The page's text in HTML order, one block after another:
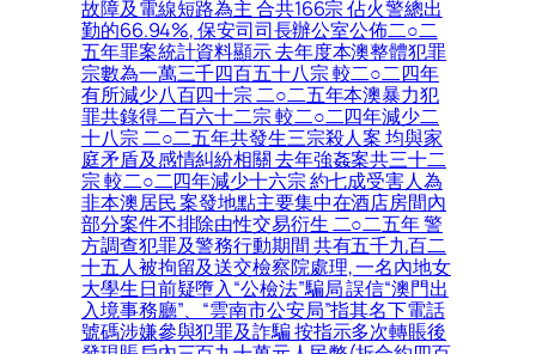
故障及電線短路為主 合共166宗 佔火警總出
勤的66.94%, 保安司司長辦公室公佈二○二
五年罪案統計資料顯示 去年度本澳整體犯罪
宗數為一萬三千四百五十八宗 較二○二四年
有所減少八百四十宗 二○二五年本澳暴力犯
罪共錄得二百六十二宗 較二○二四年減少二
十八宗 二○二五年共發生三宗殺人案 均與家
庭矛盾及感情糾紛相關 去年強姦案共三十二
宗 較二○二四年減少十六宗 約七成受害人為
非本澳居民 案發地點主要集中在酒店房間內
部分案件不排除由性交易衍生 二○二五年 警
方調查犯罪及警務行動期間 共有五千九百二
十五人被拘留及送交檢察院處理, 一名內地女
大學生日前疑墮入“公檢法”騙局 誤信“澳門出
入境事務廳”、“雲南市公安局”指其名下電話
號碼涉嫌參與犯罪及詐騙 按指示多次轉賬後